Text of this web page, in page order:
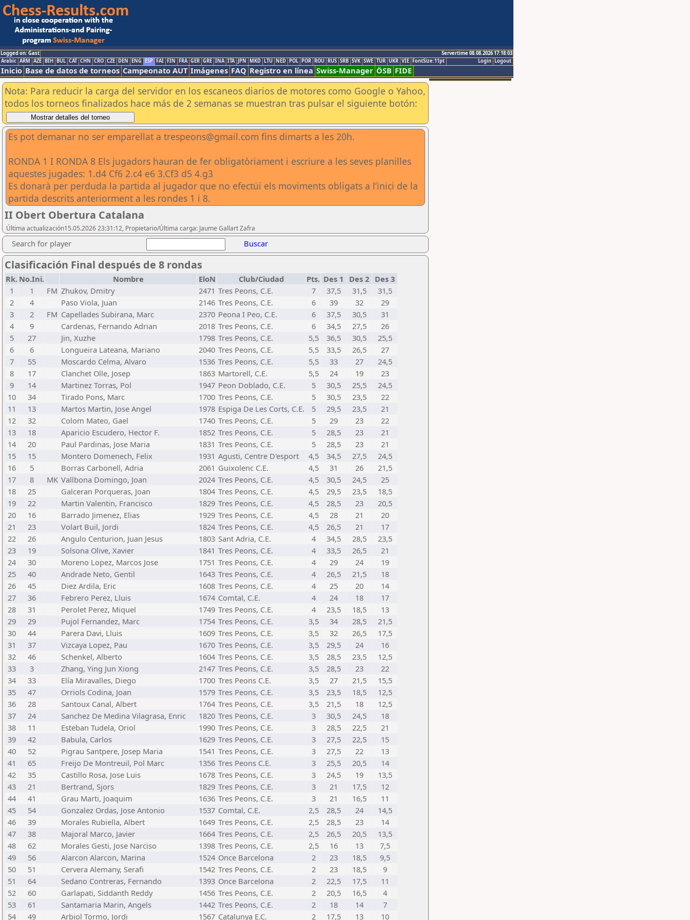
Logged on: Gast
Servertime 08.08.2026 17:18:03
Logout
Login
Arabic ARM AZE BIH BUL CAT CHN CRO CZE DEN ENG ESP FAI FIN FRA GER GRE INA ITA JPN MKD LTU NED POL POR ROU RUS SRB SVK SWE TUR UKR VIE FontSize:11pt
Inicio Base de datos de torneos Campeonato AUT Imágenes FAQ Registro en línea Swiss-Manager ÖSB FIDE
Nota: Para reducir la carga del servidor en los escaneos diarios de motores como Google o Yahoo,
todos los torneos finalizados hace más de 2 semanas se muestran tras pulsar el siguiente botón:
Es pot demanar no ser emparellat a trespeons@gmail.com fins dimarts a les 20h.
RONDA 1 I RONDA 8 Els jugadors hauran de fer obligatòriament i escriure a les seves planilles
aquestes jugades: 1.d4 Cf6 2.c4 e6 3.Cf3 d5 4.g3
Es donarà per perduda la partida al jugador que no efectüi els moviments obligats a l’inici de la
partida descrits anteriorment a les rondes 1 i 8.
II Obert Obertura Catalana
Última actualización15.05.2026 23:31:12, Propietario/Última carga: Jaume Gallart Zafra
Search for player Buscar
Clasificación Final después de 8 rondas
Rk. No.Ini. Nombre EloN Club/Ciudad Pts. Des 1 Des 2 Des 3
1
1 FM Zhukov, Dmitry 2471 Tres Peons, C.E. 7 37,5 31,5
31,5
2
4 Paso Viola, Juan 2146 Tres Peons, C.E. 6 39 32
29
3
2 FM Capellades Subirana, Marc 2370 Peona I Peo, C.E. 6 37,5 30,5
31
4
9 Cardenas, Fernando Adrian 2018 Tres Peons, C.E. 6 34,5 27,5
26
5
27 Jin, Xuzhe 1798 Tres Peons, C.E. 5,5 36,5 30,5
25,5
6
6 Longueira Lateana, Mariano 2040 Tres Peons, C.E. 5,5 33,5 26,5
27
7
55 Moscardo Celma, Alvaro 1536 Tres Peons, C.E. 5,5 33 27
24,5
8
17 Clanchet Olle, Josep 1863 Martorell, C.E. 5,5 24 19
23
9
14 Martinez Torras, Pol 1947 Peon Doblado, C.E. 5 30,5 25,5
24,5
10
34 Tirado Pons, Marc 1700 Tres Peons, C.E. 5 30,5 23,5
22
11
13 Martos Martin, Jose Angel 1978 Espiga De Les Corts, C.E. 5 29,5 23,5
21
12
32 Colom Mateo, Gael 1740 Tres Peons, C.E. 5 29 23
22
13
18 Aparicio Escudero, Hector F. 1852 Tres Peons, C.E. 5 28,5 23
21
14
20 Paul Pardinas, Jose Maria 1831 Tres Peons, C.E. 5 28,5 23
21
15
15 Montero Domenech, Felix 1931 Agusti, Centre D'esport 4,5 34,5 27,5
24,5
16
5 Borras Carbonell, Adria 2061 Guixolenc C.E. 4,5 31 26
21,5
17
8 MK Vallbona Domingo, Joan 2024 Tres Peons, C.E. 4,5 30,5 24,5
25
18
25 Galceran Porqueras, Joan 1804 Tres Peons, C.E. 4,5 29,5 23,5
18,5
19
22 Martin Valentin, Francisco 1829 Tres Peons, C.E. 4,5 28,5 23
20,5
20
16 Barrado Jimenez, Elias 1929 Tres Peons, C.E. 4,5 28 21
20
21
23 Volart Buil, Jordi 1824 Tres Peons, C.E. 4,5 26,5 21
17
22
26 Angulo Centurion, Juan Jesus 1803 Sant Adria, C.E. 4 34,5 28,5
23,5
23
19 Solsona Olive, Xavier 1841 Tres Peons, C.E. 4 33,5 26,5
21
24
30 Moreno Lopez, Marcos Jose 1751 Tres Peons, C.E. 4 29 24
19
25
40 Andrade Neto, Gentil 1643 Tres Peons, C.E. 4 26,5 21,5
18
26
45 Diez Ardila, Eric 1608 Tres Peons, C.E. 4 25 20
14
27
36 Febrero Perez, Lluis 1674 Comtal, C.E. 4 24 18
17
28
31 Perolet Perez, Miquel 1749 Tres Peons, C.E. 4 23,5 18,5
13
29
29 Pujol Fernandez, Marc 1754 Tres Peons, C.E. 3,5 34 28,5
21,5
30
44 Parera Davi, Lluis 1609 Tres Peons, C.E. 3,5 32 26,5
17,5
31
37 Vizcaya Lopez, Pau 1670 Tres Peons, C.E. 3,5 29,5 24
16
32
46 Schenkel, Alberto 1604 Tres Peons, C.E. 3,5 28,5 23,5
12,5
33
3 Zhang, Ying Jun Xiong 2147 Tres Peons, C.E. 3,5 28,5 23
22
34
33 Elía Miravalles, Diego 1700 Tres Peons C.E. 3,5 27 21,5
15,5
35
47 Orriols Codina, Joan 1579 Tres Peons, C.E. 3,5 23,5 18,5
12,5
36
28 Santoux Canal, Albert 1764 Tres Peons, C.E. 3,5 21,5 18
12,5
37
24 Sanchez De Medina Vilagrasa, Enric 1820 Tres Peons, C.E. 3 30,5 24,5
18
38
11 Esteban Tudela, Oriol 1990 Tres Peons, C.E. 3 28,5 22,5
21
39
42 Babula, Carlos 1629 Tres Peons, C.E. 3 27,5 22,5
15
40
52 Pigrau Santpere, Josep Maria 1541 Tres Peons, C.E. 3 27,5 22
13
41
65 Freijo De Montreuil, Pol Marc 1356 Tres Peons C.E. 3 25,5 20,5
14
42
35 Castillo Rosa, Jose Luis 1678 Tres Peons, C.E. 3 24,5 19
13,5
43
21 Bertrand, Sjors 1829 Tres Peons, C.E. 3 21 17,5
12
44
41 Grau Marti, Joaquim 1636 Tres Peons, C.E. 3 21 16,5
11
45
54 Gonzalez Ordas, Jose Antonio 1537 Comtal, C.E. 2,5 28,5 24
14,5
46
39 Morales Rubiella, Albert 1649 Tres Peons, C.E. 2,5 28,5 23
14
47
38 Majoral Marco, Javier 1664 Tres Peons, C.E. 2,5 26,5 20,5
13,5
48
62 Morales Gesti, Jose Narciso 1398 Tres Peons, C.E. 2,5 16 13
7,5
49
56 Alarcon Alarcon, Marina 1524 Once Barcelona 2 23 18,5
9,5
50
51 Cervera Alemany, Serafi 1542 Tres Peons, C.E. 2 23 18,5
9
51
64 Sedano Contreras, Fernando 1393 Once Barcelona 2 22,5 17,5
11
52
60 Garlapati, Siddanth Reddy 1456 Tres Peons, C.E. 2 20,5 16,5
4
53
61 Santamaria Marin, Angels 1442 Tres Peons, C.E. 2 18 14
7
54
49 Arbiol Tormo, Jordi 1567 Catalunya E.C. 2 17,5 13 10